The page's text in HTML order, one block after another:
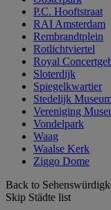
P.C. Hooftstraat
RAI Amsterdam
Rembrandtplein
Rotlichtviertel
Royal
Sloterdijk
Spiegelkwartier
Stedelijk
Vereniging
Vondelpark
Waag
Waalse Kerk
Ziggo Dome
Back to
Skip Städte list